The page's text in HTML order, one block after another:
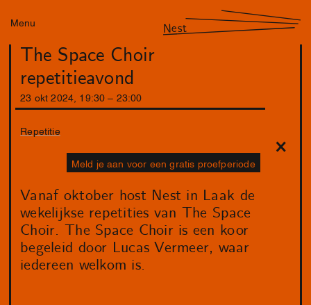
Menu Nest
The Space Choir
repetitieavond
23 okt 2024 19:30 23 :00
Repetitie
Meld je aan voor een gratis proefperiode
Vanaf oktober host Nest in Laak de
wekelijkse repetities van The Space
Choir. The Space Choir is een koor
begeleid door Lucas Vermeer, waar
iedereen welkom is.